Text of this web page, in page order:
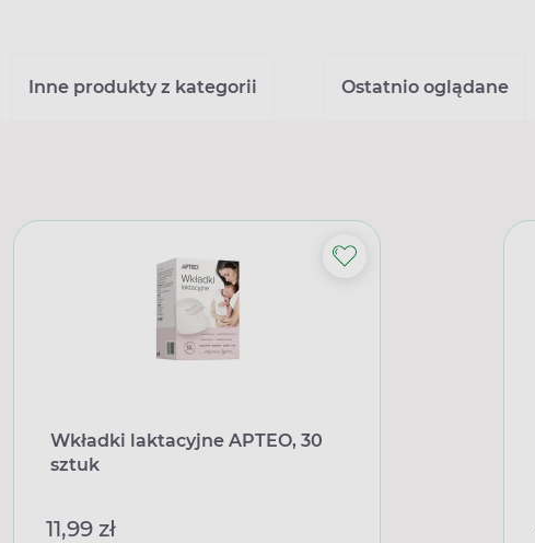
Inne produkty z kategorii Ostatnio oglądane
Wkładki laktacyjne APTEO, 30
sztuk
11,99 zł